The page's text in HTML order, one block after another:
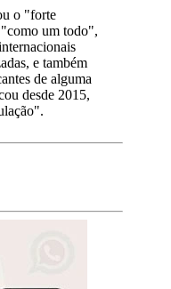
o "forte
um todo",
e também
de alguma
desde 2015,